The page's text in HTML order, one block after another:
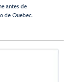
antes de
de Quebec.